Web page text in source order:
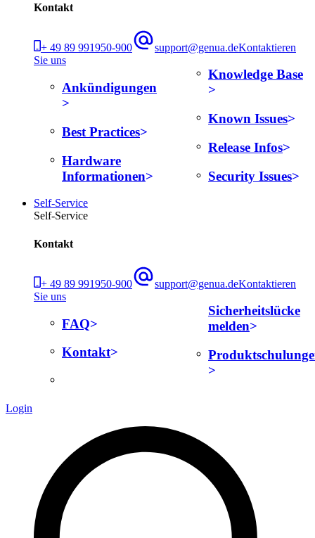
Kontakt
+ 49 89 991950-900 support@genua.deKontaktieren
Sie uns
Ankündigungen
Best Practices
Hardware
Informationen
Knowledge Base
Known Issues
Release Infos
Security Issues
Self-Service
Self-Service
Kontakt
+ 49 89 991950-900 support@genua.deKontaktieren
Sie uns
FAQ
Kontakt
Sicherheitslücke
melden
Login